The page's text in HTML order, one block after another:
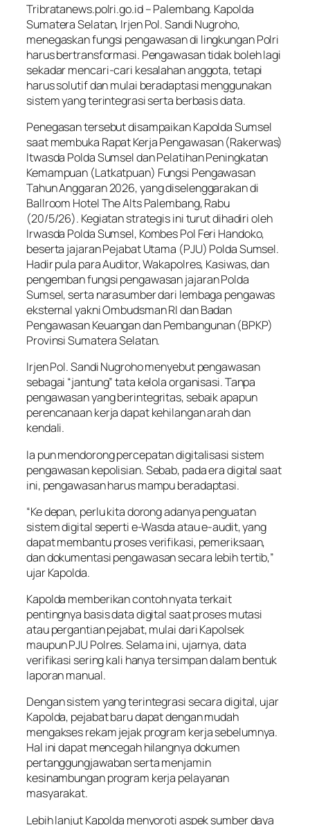
Tribratanews.polri.go.id– Palembang. Kapolda
Sumatera Selatan, Irjen Pol. Sandi Nugroho,
menegaskan fungsi pengawasan di lingkungan Polri
harus bertransformasi. Pengawasan tidak boleh lagi
sekadar mencari-cari kesalahan anggota, tetapi
harus solutif dan mulai beradaptasi menggunakan
sistem yang terintegrasi serta berbasis data.
Penegasan tersebut disampaikan Kapolda Sumsel
saat membuka Rapat Kerja Pengawasan (Rakerwas)
Itwasda Polda Sumsel dan Pelatihan Peningkatan
Kemampuan (Latkatpuan) Fungsi Pengawasan
Tahun Anggaran 2026, yang diselenggarakan di
Ballroom Hotel The Alts Palembang, Rabu
(20/5/26). Kegiatan strategis ini turut dihadiri oleh
Irwasda Polda Sumsel, Kombes Pol Feri Handoko,
beserta jajaran Pejabat Utama (PJU) Polda Sumsel.
Hadir pula para Auditor, Wakapolres, Kasiwas, dan
pengemban fungsi pengawasan jajaran Polda
Sumsel, serta narasumber dari lembaga pengawas
eksternal yakni Ombudsman RI dan Badan
Pengawasan Keuangan dan Pembangunan (BPKP)
Provinsi Sumatera Selatan.
Irjen Pol. Sandi Nugroho menyebut pengawasan
sebagai “jantung” tata kelola organisasi. Tanpa
pengawasan yang berintegritas, sebaik apapun
perencanaan kerja dapat kehilangan arah dan
kendali.
Ia pun mendorong percepatan digitalisasi sistem
pengawasan kepolisian. Sebab, pada era digital saat
ini, pengawasan harus mampu beradaptasi.
“Ke depan, perlu kita dorong adanya penguatan
sistem digital seperti e-Wasda atau e-audit, yang
dapat membantu proses verifikasi, pemeriksaan,
dan dokumentasi pengawasan secara lebih tertib,”
ujar Kapolda.
Kapolda memberikan contoh nyata terkait
pentingnya basis data digital saat proses mutasi
atau pergantian pejabat, mulai dari Kapolsek
maupun PJU Polres. Selama ini, ujarnya, data
verifikasi sering kali hanya tersimpan dalam bentuk
laporan manual.
Dengan sistem yang terintegrasi secara digital, ujar
Kapolda, pejabat baru dapat dengan mudah
mengakses rekam jejak program kerja sebelumnya.
Hal ini dapat mencegah hilangnya dokumen
pertanggungjawaban serta menjamin
kesinambungan program kerja pelayanan
masyarakat.
Lebih lanjut Kapolda menyoroti aspek sumber daya